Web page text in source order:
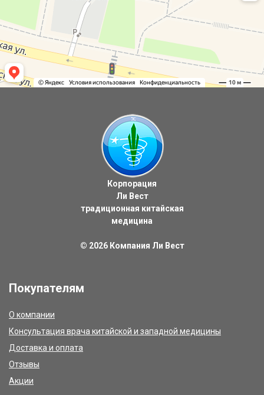
Корпорация
Ли Вест
традиционная китайская
медицина
© 2026 Компания Ли Вест
Покупателям
О компании
Консультация врача китайской и западной медицины
Доставка и оплата
Отзывы
Акции